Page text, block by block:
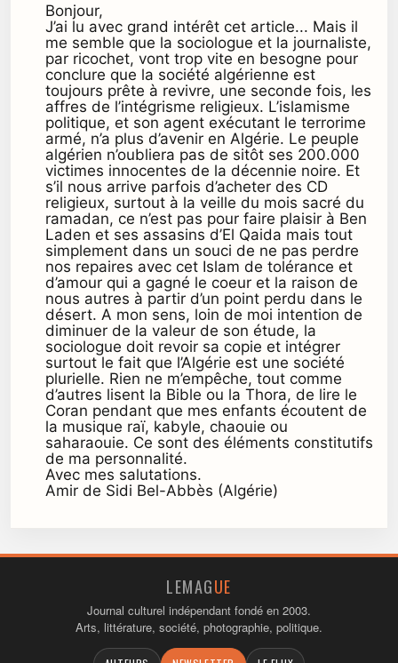
Bonjour,
J’ai lu avec grand intérêt cet article... Mais il
me semble que la sociologue et la journaliste,
par ricochet, vont trop vite en besogne pour
conclure que la société algérienne est
toujours prête à revivre, une seconde fois, les
affres de l’intégrisme religieux. L’islamisme
politique, et son agent exécutant le terrorime
armé, n’a plus d’avenir en Algérie. Le peuple
algérien n’oubliera pas de sitôt ses 200.000
victimes innocentes de la décennie noire. Et
s’il nous arrive parfois d’acheter des CD
religieux, surtout à la veille du mois sacré du
ramadan, ce n’est pas pour faire plaisir à Ben
Laden et ses assasins d’El Qaida mais tout
simplement dans un souci de ne pas perdre
nos repaires avec cet Islam de tolérance et
d’amour qui a gagné le coeur et la raison de
nous autres à partir d’un point perdu dans le
désert. A mon sens, loin de moi intention de
diminuer de la valeur de son étude, la
sociologue doit revoir sa copie et intégrer
surtout le fait que l’Algérie est une société
plurielle. Rien ne m’empêche, tout comme
d’autres lisent la Bible ou la Thora, de lire le
Coran pendant que mes enfants écoutent de
la musique raï, kabyle, chaouie ou
saharaouie. Ce sont des éléments constitutifs
de ma personnalité.
Avec mes salutations.
Amir de Sidi Bel-Abbès (Algérie)
LEMAGUE
Journal culturel indépendant fondé en 2003.
Arts, littérature, société, photographie, politique.